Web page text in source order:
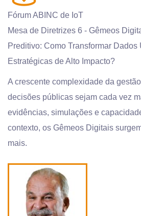
Fórum ABINC de IoT
Mesa de Diretrizes 6 - Gêmeos
Preditivo: Como Transformar
Estratégicas de Alto Impacto?
A crescente complexidade da
decisões públicas sejam cada vez
evidências, simulações e
contexto, os Gêmeos Digitais
mais.